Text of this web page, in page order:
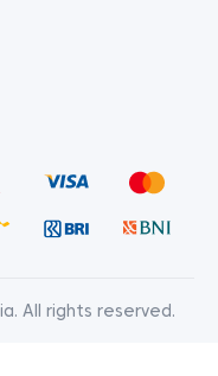
All rights reserved.